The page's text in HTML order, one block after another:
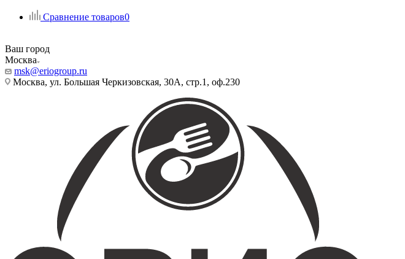
Сравнение товаров0
Ваш город
Москва
msk@eriogroup.ru
Москва, ул. Большая Черкизовская, 30А, стр.1, оф.230